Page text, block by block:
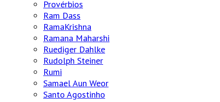
Provérbios
Ram Dass
RamaKrishna
Ramana Maharshi
Ruediger Dahlke
Rudolph Steiner
Rumi
Samael Aun Weor
Santo Agostinho